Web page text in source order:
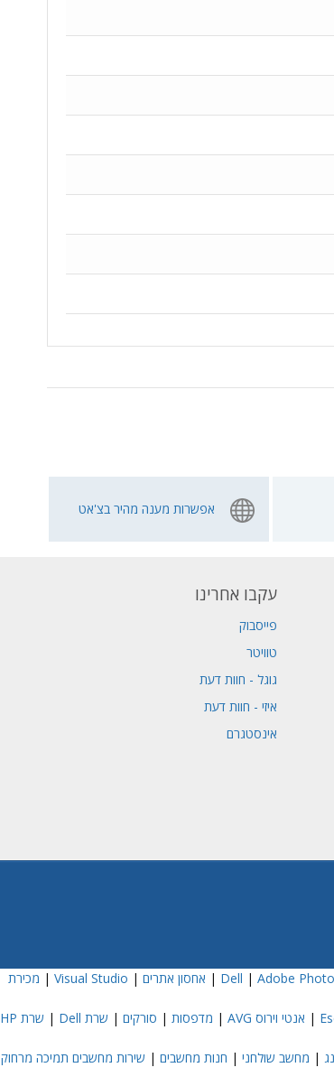
אפשרות מענה מהיר בצ'אט
עקבו אחרינו
פייסבוק
טוויטר
גוגל - חוות דעת
איזי - חוות דעת
אינסטגרם
| Adobe
| אחסון אתרים |
Visual Studio
| מכירת
| אנטי וירוס AVG | מדפסות | סורקים | שרת Dell | שרת HP
| מחשב שולחני | חנות מחשבים | שירות מחשבים תמיכה מרחוק